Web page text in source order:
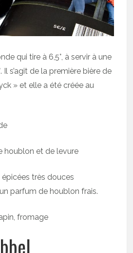
qui tire à 6,5°, à servir à une
Il s’agit de la première bière de
» et elle a été créée au
houblon et de levure
épicées très douces
parfum de houblon frais.
fromage